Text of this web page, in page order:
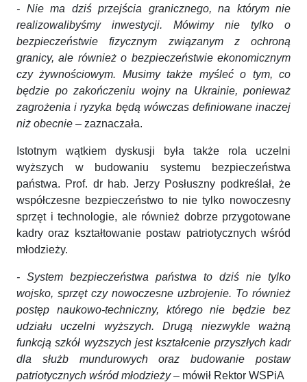
- Nie ma dziś przejścia granicznego, na którym nie
realizowalibyśmy inwestycji. Mówimy nie tylko o
bezpieczeństwie fizycznym związanym z ochroną
granicy, ale również o bezpieczeństwie ekonomicznym
czy żywnościowym. Musimy także myśleć o tym, co
będzie po zakończeniu wojny na Ukrainie, ponieważ
zagrożenia i ryzyka będą wówczas definiowane inaczej
niż obecnie – zaznaczała.
Istotnym wątkiem dyskusji była także rola uczelni
wyższych w budowaniu systemu bezpieczeństwa
państwa. Prof. dr hab. Jerzy Posłuszny podkreślał, że
współczesne bezpieczeństwo to nie tylko nowoczesny
sprzęt i technologie, ale również dobrze przygotowane
kadry oraz kształtowanie postaw patriotycznych wśród
młodzieży.
- System bezpieczeństwa państwa to dziś nie tylko
wojsko, sprzęt czy nowoczesne uzbrojenie. To również
postęp naukowo-techniczny, którego nie będzie bez
udziału uczelni wyższych. Drugą niezwykle ważną
funkcją szkół wyższych jest kształcenie przyszłych kadr
dla służb mundurowych oraz budowanie postaw
patriotycznych wśród młodzieży– mówił Rektor WSPiA